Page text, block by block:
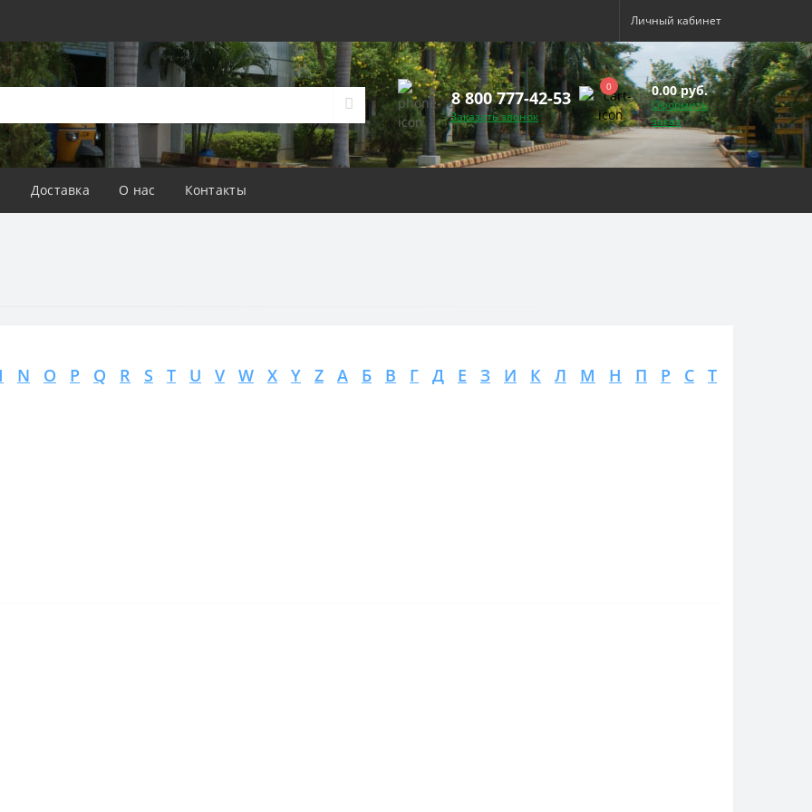
Личный кабинет
8 800 777-42-53
Заказать звонок
0 0.00 руб.
Оформить
заказ
Доставка О нас Контакты
N O P Q R S T U V W X Y Z А Б В Г Д Е З И К Л М Н П Р С Т